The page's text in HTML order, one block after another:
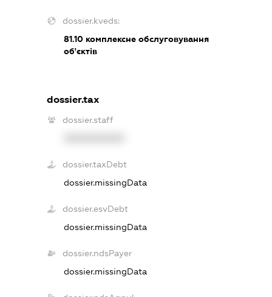
dossier.kveds:
81.10комплексне обслуговування
об'єктів
dossier.tax
dossier.staff
dossier.taxDebt
dossier.missingData
dossier.esvDebt
dossier.missingData
dossier.ndsPayer
dossier.missingData